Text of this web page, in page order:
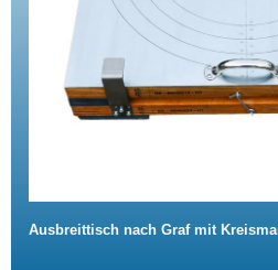
Ausbreittisch nach Graf mit